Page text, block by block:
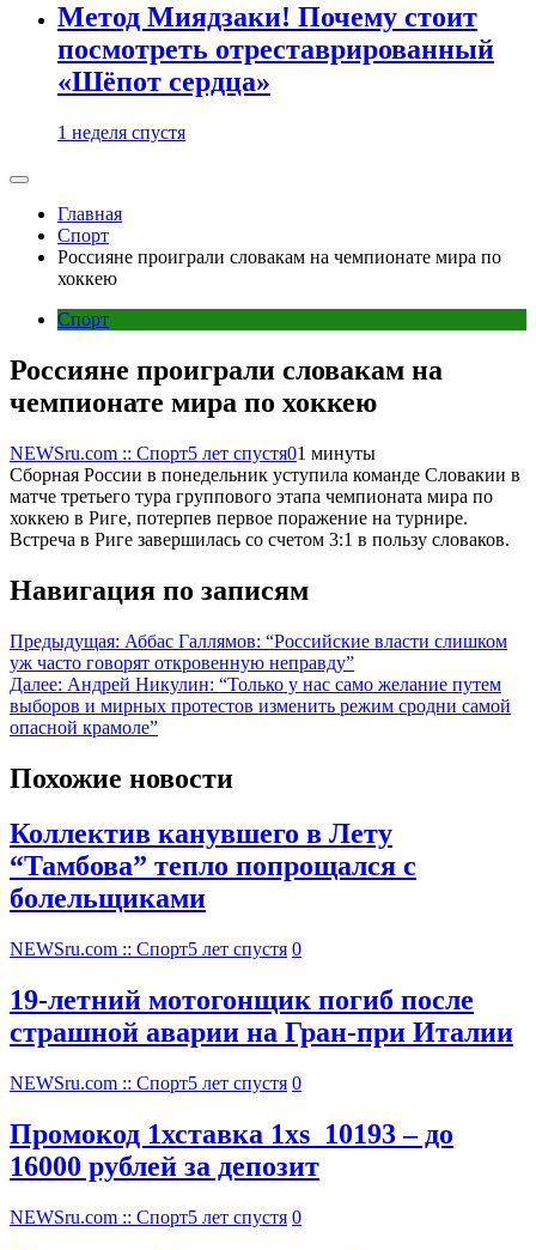
Метод Миядзаки! Почему стоит
посмотреть отреставрированный
«Шёпот сердца»
1 неделя спустя
Главная
Спорт
Россияне проиграли словакам на чемпионате мира по
хоккею
Спорт
Россияне проиграли словакам на
чемпионате мира по хоккею
NEWSru.com :: Спорт5 лет спустя01 минуты
Сборная России в понедельник уступила команде Словакии в
матче третьего тура группового этапа чемпионата мира по
хоккею в Риге, потерпев первое поражение на турнире.
Встреча в Риге завершилась со счетом 3:1 в пользу словаков.
Навигация по записям
Предыдущая: Аббас Галлямов: “Российские власти слишком
уж часто говорят откровенную неправду”
Далее: Андрей Никулин: “Только у нас само желание путем
выборов и мирных протестов изменить режим сродни самой
опасной крамоле”
Похожие новости
Коллектив канувшего в Лету
“Тамбова” тепло попрощался с
болельщиками
NEWSru.com :: Спорт5 лет спустя 0
19-летний мотогонщик погиб после
страшной аварии на Гран-при Италии
NEWSru.com :: Спорт5 лет спустя 0
Промокод 1хставка 1xs_10193 – до
16000 рублей за депозит
NEWSru.com :: Спорт5 лет спустя 0